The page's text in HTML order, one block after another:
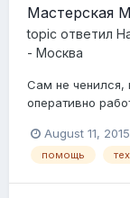
Мастерская
topic ответил
- Москва
Сам не ченился,
оперативно
August 11, 2015
помощь